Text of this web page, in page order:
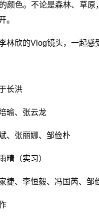
颜色。不论是森林、草
。
林欣的Vlog镜头，一起感
长洪
瑜、张云龙
、张丽娜、邹俭朴
晴（实习）
捷、李恒毅、冯国芮、邹